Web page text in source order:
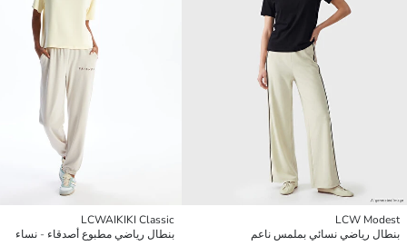
LCW Modest
بنطال رياضي نسائي بملمس ناعم
LCWAIKIKI Classic
بنطال رياضي مطبوع أصدقاء - نساء